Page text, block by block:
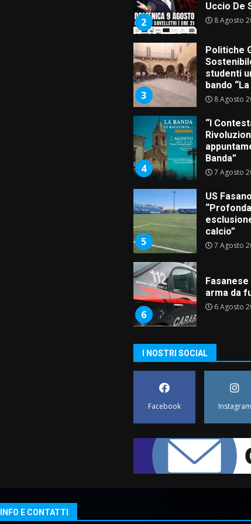
2
Uccio De
8 Agosto
3
Politiche
studenti
bando
8 Agosto
4
“I
Banda”
7 Agosto
5
US
calcio”
7 Agosto
6
arma da
6 Agosto
Carta
piano di
6 Agosto
La Banda
Savelletri
8 Agosto
Uccio De
I NOSTRI SOCIAL
Facebook Instagram
INFO E CONTATTI